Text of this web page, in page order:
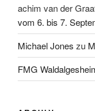
achim van der
vom 6. bis 7.
Michael Jones zu
FMG